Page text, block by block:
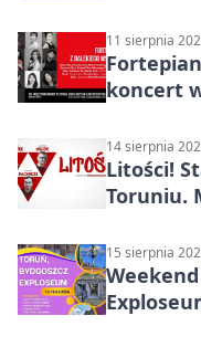
11 sierpnia
koncert
14 sierpnia
Litości!
Toruniu.
15 sierpnia